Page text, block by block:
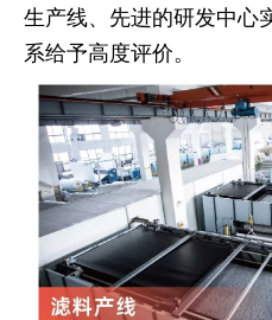
生产线、先进的研发中心
系给予高度评价。